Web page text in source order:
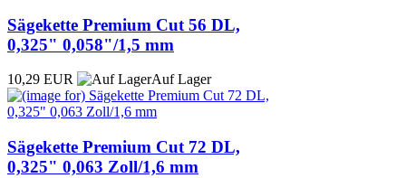
Sägekette Premium Cut 56 DL,
0,325" 0,058"/1,5 mm
10,29 EUR Auf Lager
Sägekette Premium Cut 72 DL,
0,325" 0,063 Zoll/1,6 mm